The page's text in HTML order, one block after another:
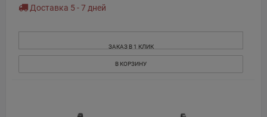
Доставка 5 - 7 дней
ЗАКАЗ В 1 КЛИК
В КОРЗИНУ